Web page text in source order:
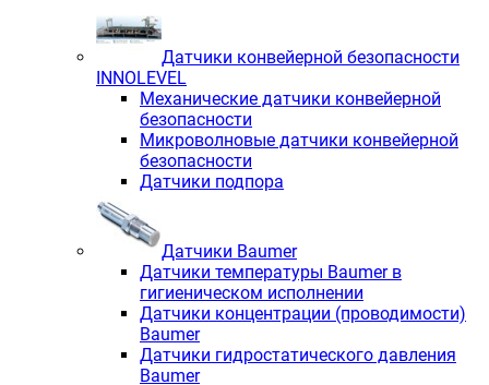
Датчики конвейерной безопасности
INNOLEVEL
Механические датчики конвейерной
безопасности
Микроволновые датчики конвейерной
безопасности
Датчики подпора
Датчики Baumer
Датчики температуры Baumer в
гигиеническом исполнении
Датчики концентрации (проводимости)
Baumer
Датчики гидростатического давления
Baumer